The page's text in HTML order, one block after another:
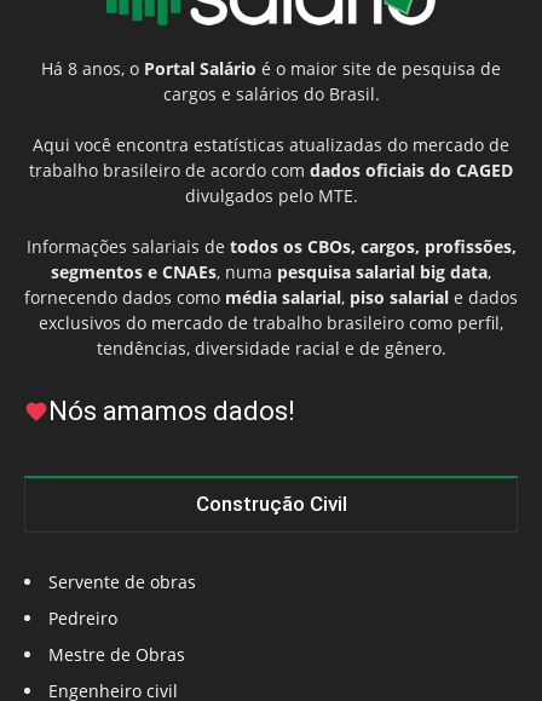
Há 8 anos, o Portal Salário é o maior site de pesquisa de
cargos e salários do Brasil.
Aqui você encontra estatísticas atualizadas do mercado de
trabalho brasileiro de acordo com dados oficiais do CAGED
divulgados pelo MTE.
Informações salariais de todos os CBOs, cargos, profissões,
segmentos e CNAEs, numa pesquisa salarial big data,
fornecendo dados como média salarial, piso salarial e dados
exclusivos do mercado de trabalho brasileiro como perfil,
tendências, diversidade racial e de gênero.
Nós amamos dados!
Construção Civil
Servente de obras
Pedreiro
Mestre de Obras
Engenheiro civil